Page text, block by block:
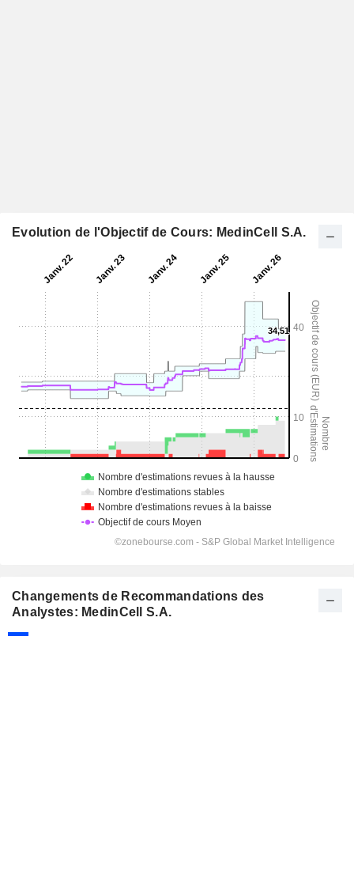
Evolution de l'Objectif de Cours: MedinCell S.A.
Changements de Recommandations des
Analystes: MedinCell S.A.